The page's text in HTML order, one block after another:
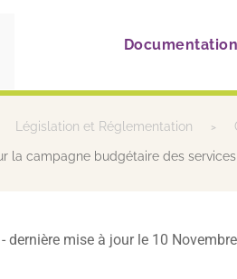
Documentation
Législation et Réglementation
la campagne budgétaire des
- dernière mise à jour le 10